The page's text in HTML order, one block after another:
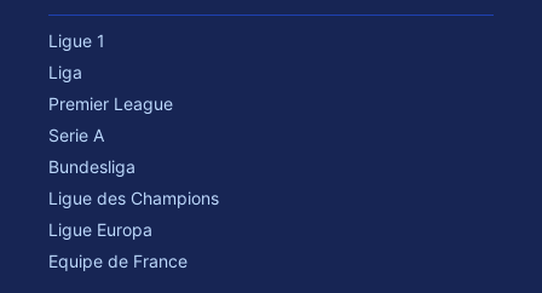
Ligue 1
Liga
Premier League
Serie A
Bundesliga
Ligue des Champions
Ligue Europa
Equipe de France